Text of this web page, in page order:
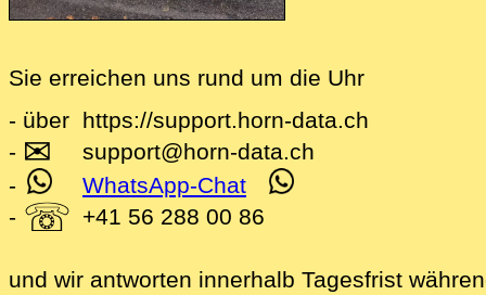
Sie erreichen uns rund um die Uhr
- über https://support.horn-data.ch
- ✉ support.beitraege
@horn-data.ch
-
WhatsApp-Chat
- ☏ +41 56 288 00 86
und wir antworten innerhalb Tagesfrist